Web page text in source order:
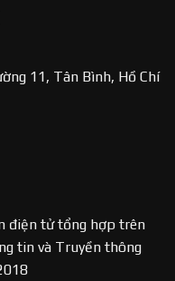
11, Tân Bình, Hồ Chí
điện tử tổng hợp trên
tin và Truyền thông